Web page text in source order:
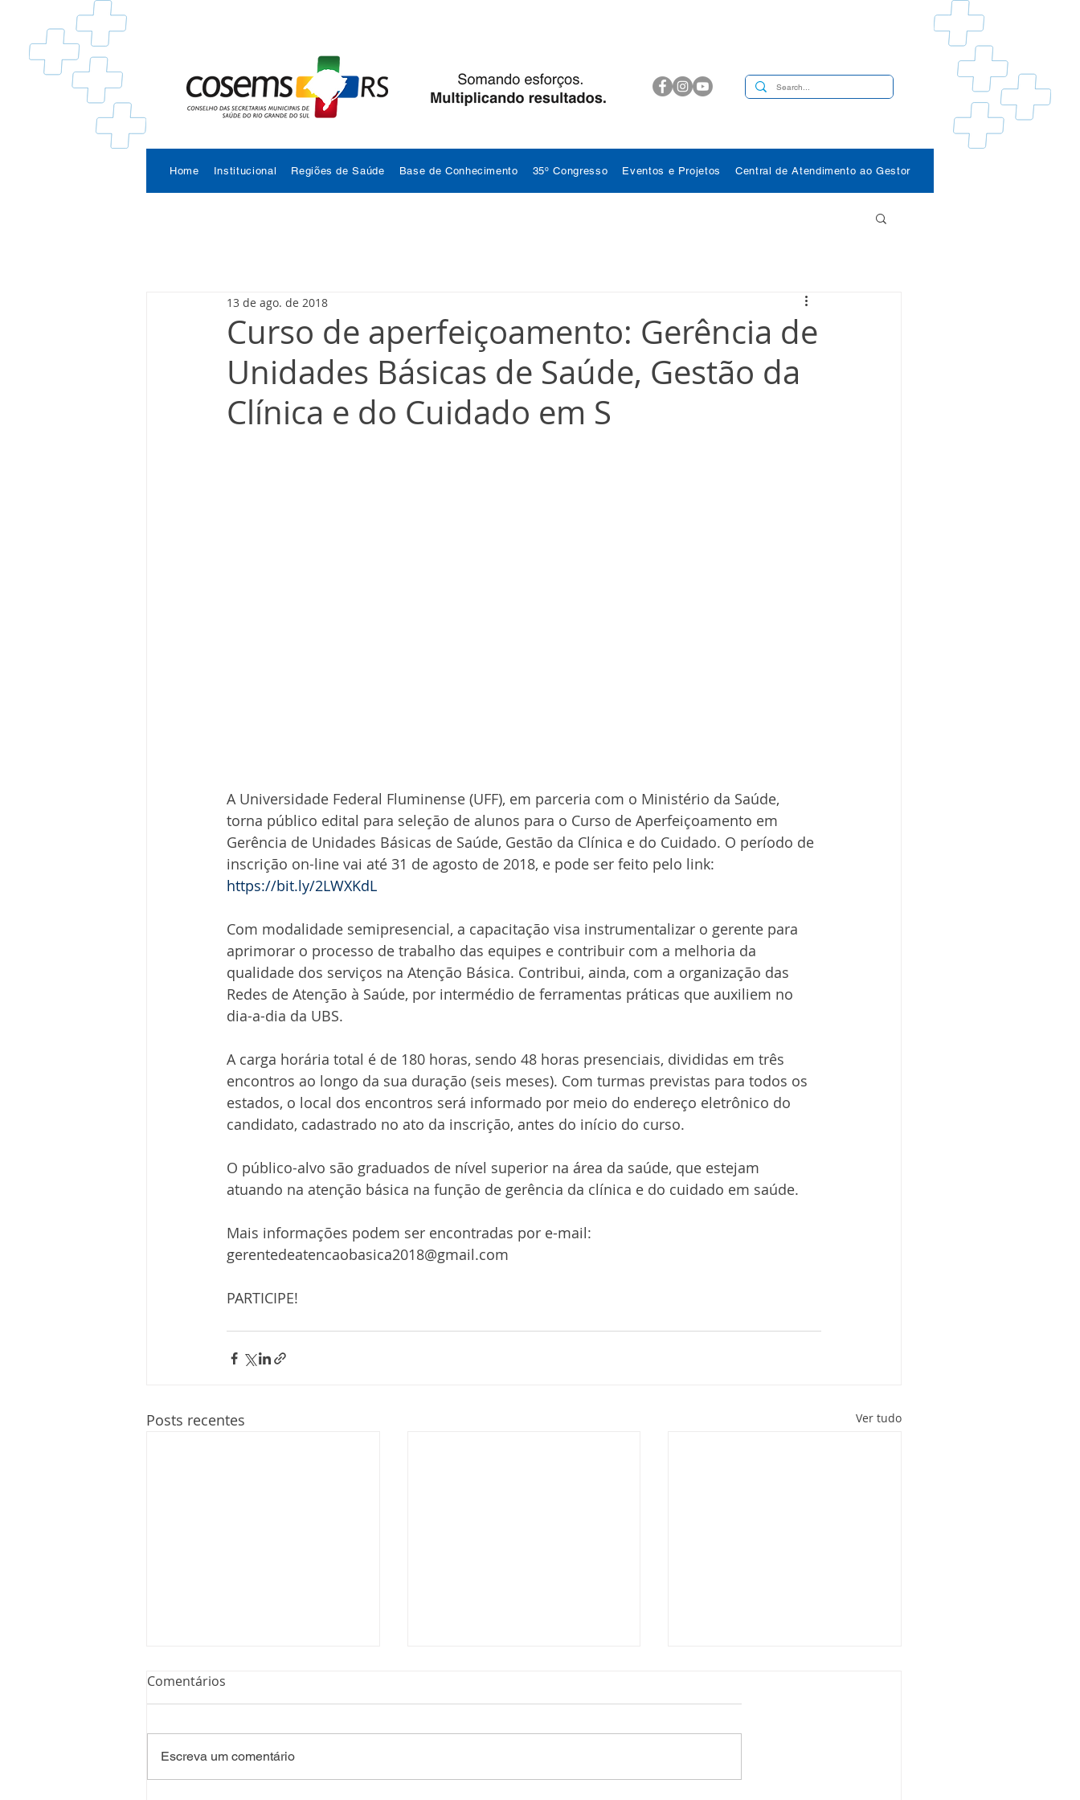
Home Institucional Regiões de Saúde Base de Conhecimento 35º Congresso Eventos e Projetos Central de Atendimento ao Gestor
Curso de aperfeiçoamento: Gerência de
Unidades Básicas de Saúde, Gestão da
Clínica e do Cuidado em S
13 de ago. de 2018
A Universidade Federal Fluminense (UFF), em parceria com o Ministério da Saúde,
torna público edital para seleção de alunos para o Curso de Aperfeiçoamento em
Gerência de Unidades Básicas de Saúde, Gestão da Clínica e do Cuidado. O período de
inscrição on-line vai até 31 de agosto de 2018, e pode ser feito pelo link:
https://bit.ly/2LWXKdL
Com modalidade semipresencial, a capacitação visa instrumentalizar o gerente para
aprimorar o processo de trabalho das equipes e contribuir com a melhoria da
qualidade dos serviços na Atenção Básica. Contribui, ainda, com a organização das
Redes de Atenção à Saúde, por intermédio de ferramentas práticas que auxiliem no
dia-a-dia da UBS.
A carga horária total é de 180 horas, sendo 48 horas presenciais, divididas em três
encontros ao longo da sua duração (seis meses). Com turmas previstas para todos os
estados, o local dos encontros será informado por meio do endereço eletrônico do
candidato, cadastrado no ato da inscrição, antes do início do curso.
O público-alvo são graduados de nível superior na área da saúde, que estejam
atuando na atenção básica na função de gerência da clínica e do cuidado em saúde.
Mais informações podem ser encontradas por e-mail:
gerentedeatencaobasica2018@gmail.com
PARTICIPE!
Posts recentes Ver tudo
Comentários
Escreva um comentário